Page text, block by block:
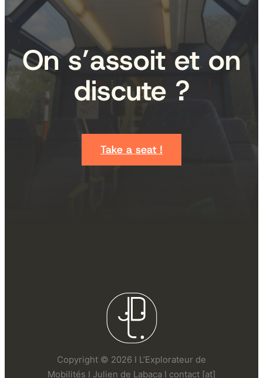
On s’assoit et on
discute ?
Take a seat !
Copyright © 2026 I L’Explorateur de
Mobilités I Julien de Labaca I contact [at]